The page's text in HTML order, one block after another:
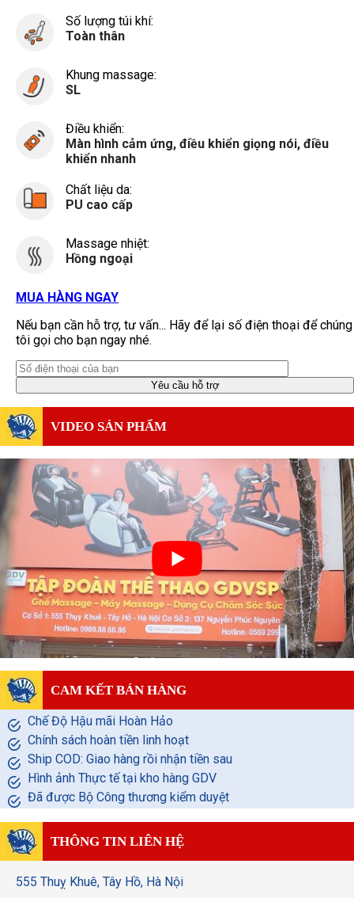
Số lượng túi khí:
Toàn thân
Khung massage:
SL
Điều khiển:
Màn hình cảm ứng, điều khiển giọng nói, điều
khiển nhanh
Chất liệu da:
PU cao cấp
Massage nhiệt:
Hồng ngoại
MUA HÀNG NGAY
Nếu bạn cần hỗ trợ, tư vấn... Hãy để lại số điện thoại để chúng
tôi gọi cho bạn ngay nhé.
VIDEO SẢN PHẨM
CAM KẾT BÁN HÀNG
Chế Độ Hậu mãi Hoàn Hảo
Chính sách hoàn tiền linh hoạt
Ship COD: Giao hàng rồi nhận tiền sau
Hình ảnh Thực tế tại kho hàng GDV
Đã được Bộ Công thương kiểm duyệt
THÔNG TIN LIÊN HỆ
555 Thuỵ Khuê, Tây Hồ, Hà Nội